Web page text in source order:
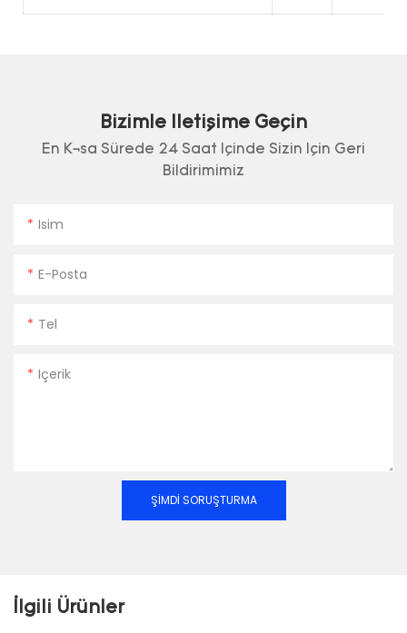
Bizimle Iletişime Geçin
En Kısa Sürede 24 Saat Içinde Sizin Için Geri
Bildirimimiz
Isim
E-Posta
Tel
Içerik
ŞIMDI SORUŞTURMA
İlgili Ürünler